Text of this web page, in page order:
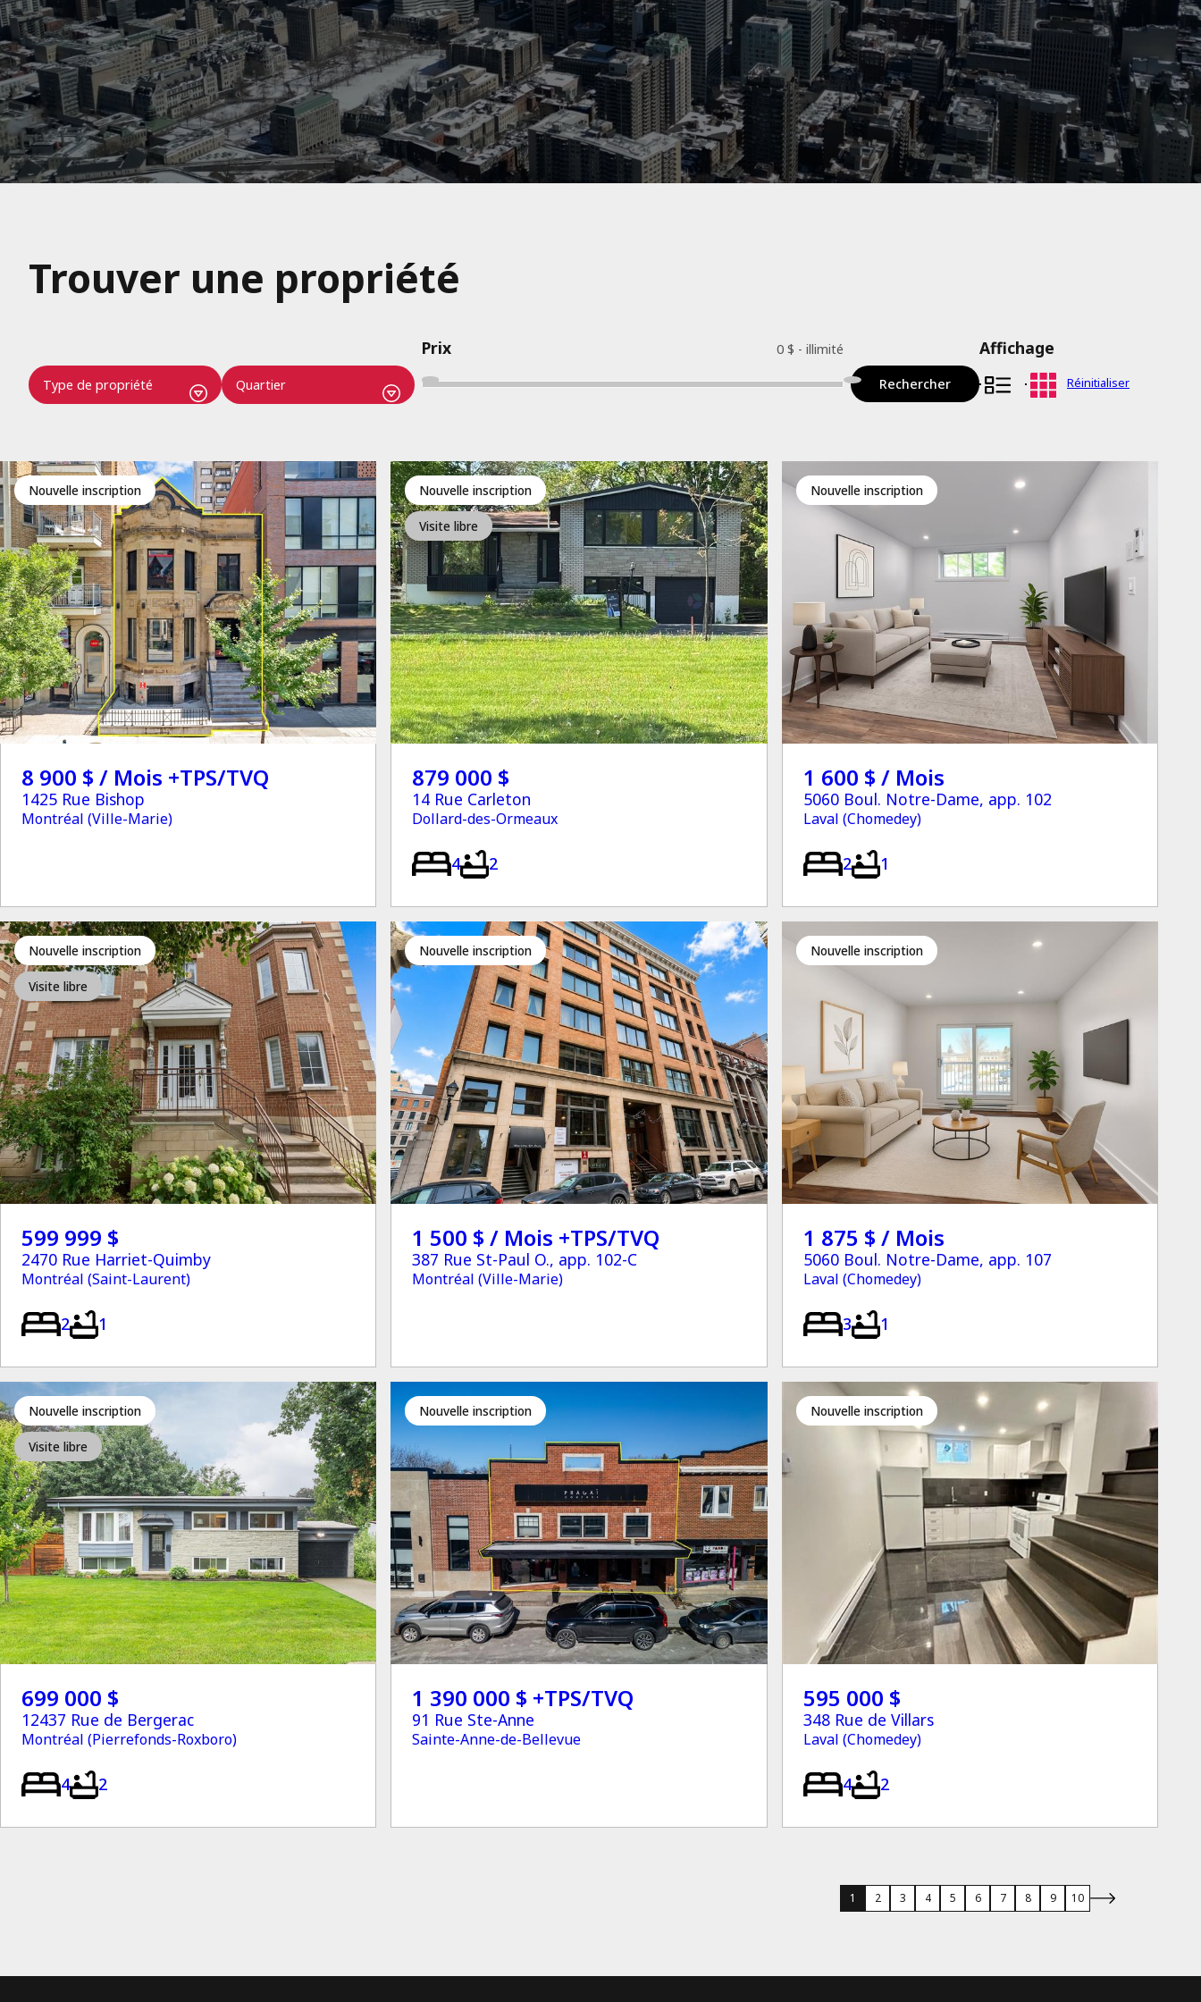
Trouver une propriété
Prix
Rechercher
Affichage
Réinitialiser
Nouvelle inscription
8 900 $ / Mois +TPS/TVQ
1425 Rue Bishop
Montréal (Ville-Marie)
Nouvelle inscription
Visite libre
879 000 $
14 Rue Carleton
Dollard-des-Ormeaux
4 2
Nouvelle inscription
1 600 $ / Mois
5060 Boul. Notre-Dame, app. 102
Laval (Chomedey)
2 1
Nouvelle inscription
Visite libre
599 999 $
2470 Rue Harriet-Quimby
Montréal (Saint-Laurent)
2 1
Nouvelle inscription
1 500 $ / Mois +TPS/TVQ
387 Rue St-Paul O., app. 102-C
Montréal (Ville-Marie)
Nouvelle inscription
1 875 $ / Mois
5060 Boul. Notre-Dame, app. 107
Laval (Chomedey)
3 1
Nouvelle inscription
Visite libre
699 000 $
12437 Rue de Bergerac
Montréal (Pierrefonds-Roxboro)
4 2
Nouvelle inscription
1 390 000 $ +TPS/TVQ
91 Rue Ste-Anne
Sainte-Anne-de-Bellevue
Nouvelle inscription
595 000 $
348 Rue de Villars
Laval (Chomedey)
4 2
1 2 3 4 5 6 7 8 9 10